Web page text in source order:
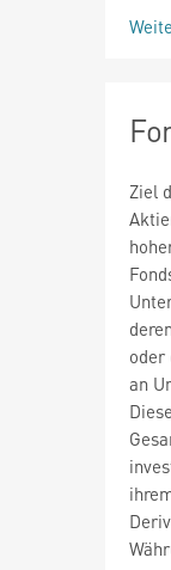
Ziel
oder
an